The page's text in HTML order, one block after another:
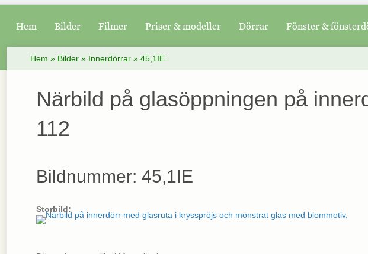
Hem Bilder Filmer Priser & modeller Dörrar Fönster &
Hem » Bilder» Innerdörrar» 45,1IE
Närbild på glasöppningen på
112
Bildnummer: 45,1IE
Storbild: